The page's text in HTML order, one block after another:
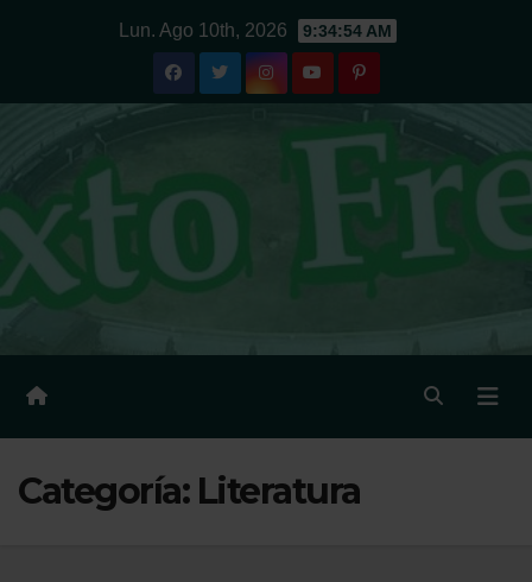
Lun. Ago 10th, 2026 9:34:55 AM
Categoría: Literatura